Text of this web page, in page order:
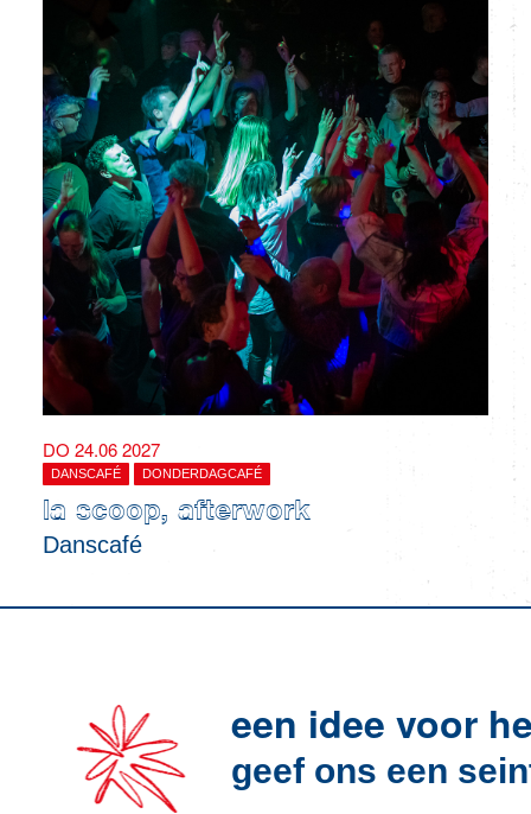
DO 24.06 2027
DANSCAFÉ DONDERDAGCAFÉ
la scoop, afterwork
Danscafé
een idee voor
geef ons een